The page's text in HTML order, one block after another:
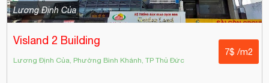
Lương Định Của
Visland 2 Building
Lương Định Của, Phường Bình Khánh, TP Thủ Đức
7$ /m2